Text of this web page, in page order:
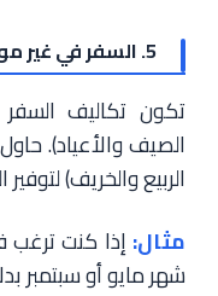
5. السفر في غير مواسم الذروة
تكون تكاليف
الصيف والأعياد).
الربيع والخريف)
مثال: إذا كنت ترغب
شهر مايو أو